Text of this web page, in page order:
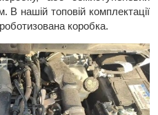
В нашій топовій комплектації
коробка.